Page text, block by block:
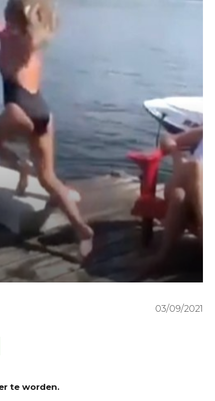
03/09/2021
te worden.